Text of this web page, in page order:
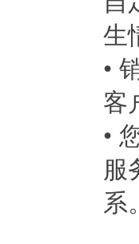
生
•
客
•
服
系。